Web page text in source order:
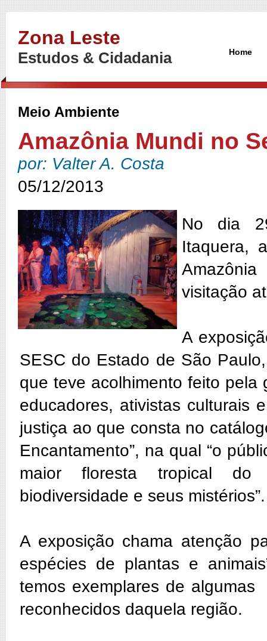
Zona Leste
Estudos & Cidadania Home
Meio Ambiente
Amazônia Mundi no
por: Valter A. Costa
05/12/2013
No dia
Itaquera,
visitação
A
SESC do Estado de São
que teve acolhimento feito pela
educadores, ativistas culturais
justiça ao que consta no
Encantamento”, na qual “o
maior floresta tropical do
biodiversidade e seus mistérios”.
A exposição chama atenção
espécies de plantas e
temos exemplares de
reconhecidos daquela região.